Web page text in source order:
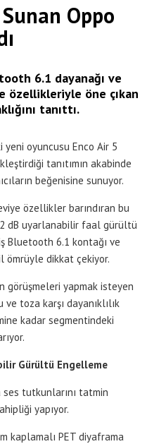
Oppo
6.1 dayanağı ve
özellikleriyle öne çıkan
tanıttı.
yeni oyuncusu Enco Air 5
tanıtımın akabinde
beğenisine sunuyor.
özellikler barındıran bu
dB uyarlanabilir faal gürültü
Bluetooth 6.1 kontağı ve
ömrüyle dikkat çekiyor.
görüşmeleri yapmak isteyen
toza karşı dayanıklılık
kadar segmentindeki
Gürültü Engelleme
ses tutkunlarını tatmin
yapıyor.
kaplamalı PET diyaframa